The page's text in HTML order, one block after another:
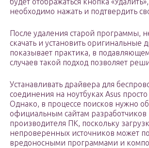
необходимо нажать и подтвердить
После удаления старой программы,
скачать и установить оригинальные
показывает практика, в
случаев такой подход позволяет
Устанавливать драйвера для
соединения на ноутбуках Asus
Однако, в процессе поисков нужно
официальным сайтам разработчиков
производителя ПК, поскольку
непроверенных источников может
вредоносными программами и